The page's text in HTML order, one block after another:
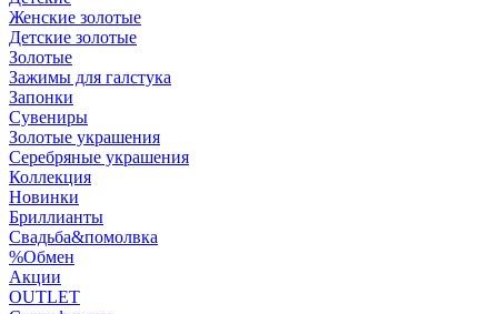
Женские золотые
Детские золотые
Золотые
Зажимы для галстука
Запонки
Сувениры
Золотые украшения
Серебряные украшения
Коллекция
Новинки
Бриллианты
Свадьба&помолвка
%Обмен
Акции
OUTLET